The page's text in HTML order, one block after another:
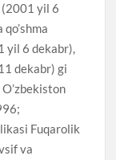
(2001 yil 6
yil 6 dekabr),
dekabr) gi
Fuqarolik
va